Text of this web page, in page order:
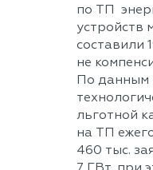
по ТП
устройств
составили
не
По данным
льготной
на ТП
460 тыс.